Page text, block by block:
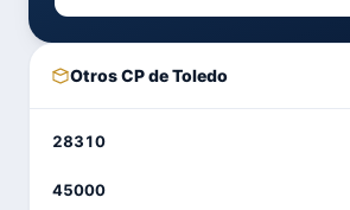
Otros CP de Toledo
28310
45000